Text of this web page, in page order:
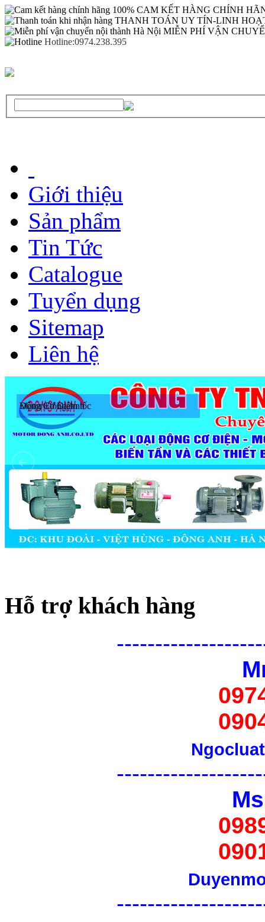
CAM KẾT HÀNG CHÍNH
THANH TOÁN UY TÍN-LINH
MIỄN PHÍ VẬN
Hotline:0974.238.395
Giới thiệu
Sản phẩm
Tin Tức
Catalogue
Tuyển dụng
Sitemap
Liên hệ
Motor Đông Anh
Động Cơ Giảm tốc
Động Cơ Điện
Hỗ trợ khách hàng
-
-
-